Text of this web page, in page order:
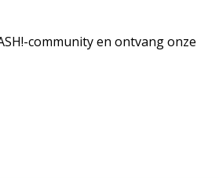
community en ontvang onze